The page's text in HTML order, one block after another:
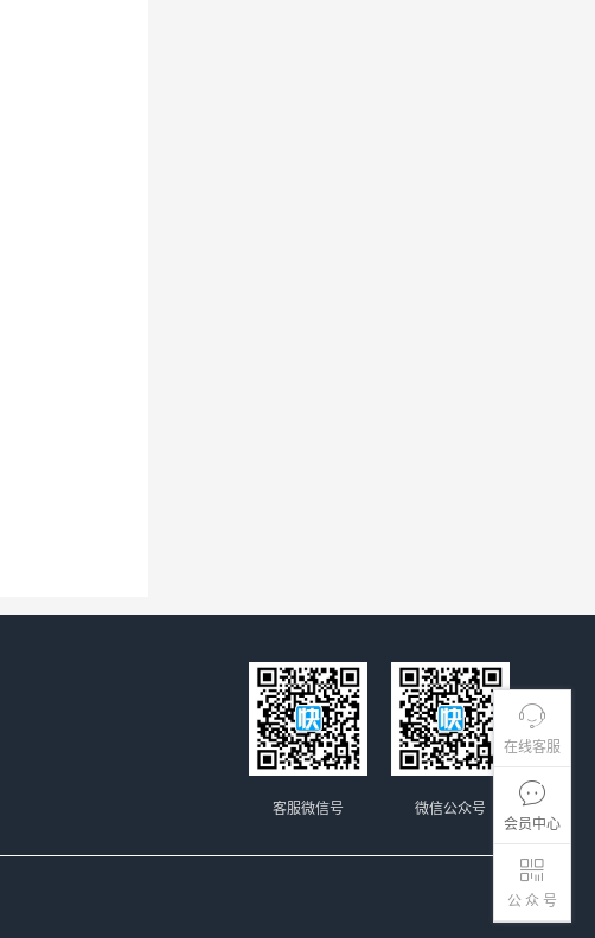
在线客服
会员中心
公 众 号
微信公众号
客服微信号